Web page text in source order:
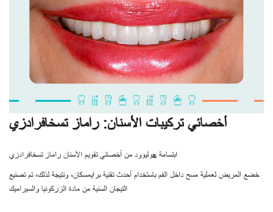
أخصائي تركيبات الأسنان: راماز تسخافرادزي
ابتسامة هوليوود من أخصائي تقويم الأسنان راماز تسخافرادزي
خضع المريض لعملية مسح داخل الفم باستخدام أحدث تقنية برايمسكان، ونتيجة لذلك، تم تصنيع
التيجان السنية من مادة الزركونيا والسيراميك